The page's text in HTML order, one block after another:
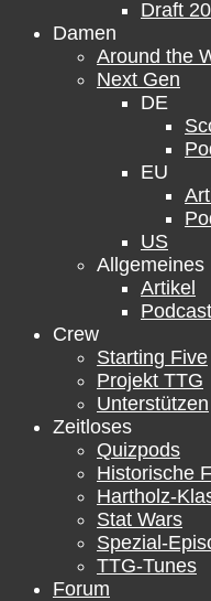
Draft
Damen
Around the
Next Gen
DE
EU
US
Allgemeines
Artikel
Crew
Starting Five
Projekt TTG
Unterstützen
Zeitloses
Quizpods
Historische
Hartholz-
Stat Wars
Spezial-
TTG-Tunes
Forum